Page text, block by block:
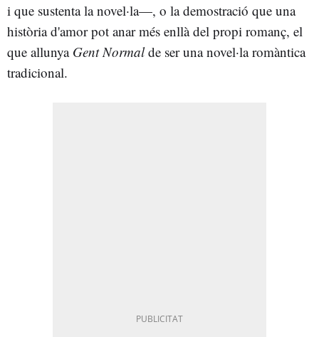
i que sustenta la novel·la—, o la demostració que una
història d'amor pot anar més enllà del propi romanç, el
que allunya Gent Normalde ser una novel·la romàntica
tradicional.